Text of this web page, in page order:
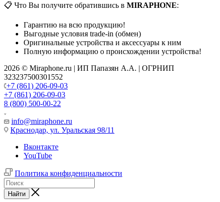
📋 Что Вы получите обратившись в MIRAPHONE:
Гарантию на всю продукцию!
Выгодные условия trade-in (обмен)
Оригинальные устройства и аксессуары к ним
Полную информацию о происхождении устройства!
2026 © Miraphone.ru | ИП Папазян А.А. | ОГРНИП
323237500301552
+7 (861) 206-09-03
+7 (861) 206-09-03
8 (800) 500-00-22
info@miraphone.ru
Краснодар, ул. Уральская 98/11
Вконтакте
YouTube
Политика конфиденциальности
Найти